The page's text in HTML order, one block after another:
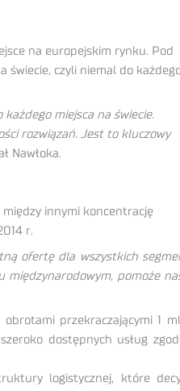
na europejskim rynku. Pod
świecie, czyli niemal do
miejsca na świecie.
rozwiązań. Jest to kluczowy
Nawłoka.
innymi koncentrację
r.
ofertę dla wszystkich
pomoże
przekraczającymi 1
dostępnych usług
logistycznej, które